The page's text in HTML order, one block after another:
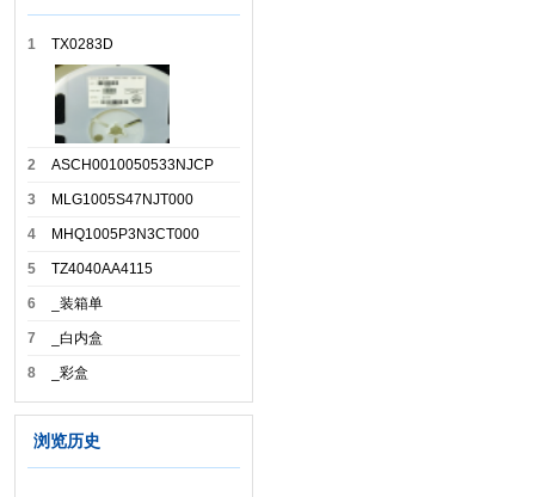
1 TX0283D
2 ASCH0010050533NJCP
3 MLG1005S47NJT000
4 MHQ1005P3N3CT000
5 TZ4040AA4115
6 _装箱单
7 _白内盒
8 _彩盒
浏览历史